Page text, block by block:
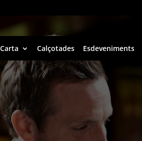
Carta Calçotades Esdeveniments